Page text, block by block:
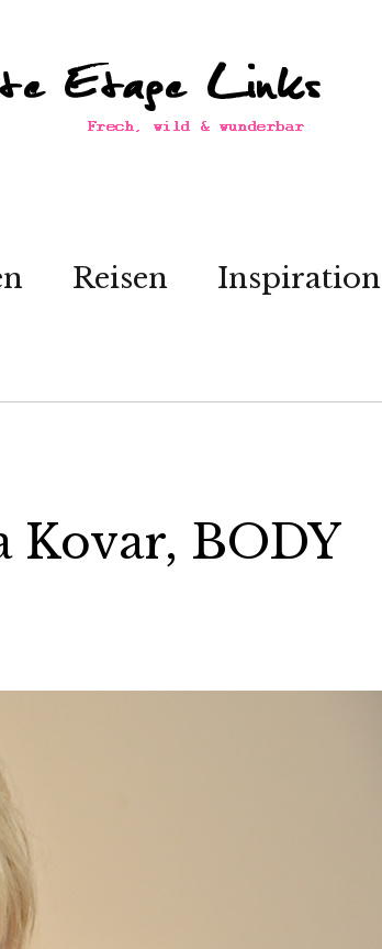
Reisen Inspiration
Kovar, BODY